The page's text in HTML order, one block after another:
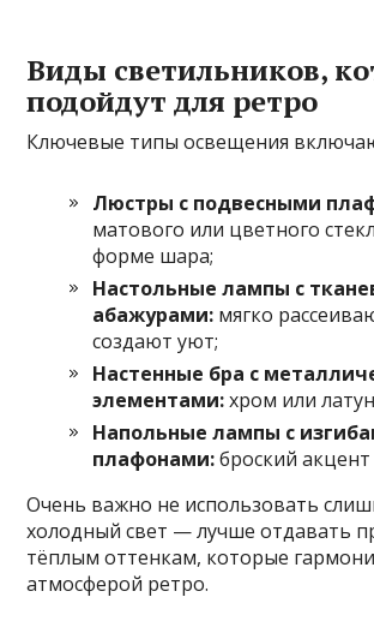
Виды светильников,
подойдут для ретро
Ключевые типы освещения
Люстры с подвесными
матового или цветного
форме шара;
Настольные лампы с
абажурами: мягко
создают уют;
Настенные бра с
элементами:хром или
Напольные лампы с
плафонами:броский
Очень важно не использовать
холодный свет — лучше отдавать
тёплым оттенкам, которые
атмосферой ретро.